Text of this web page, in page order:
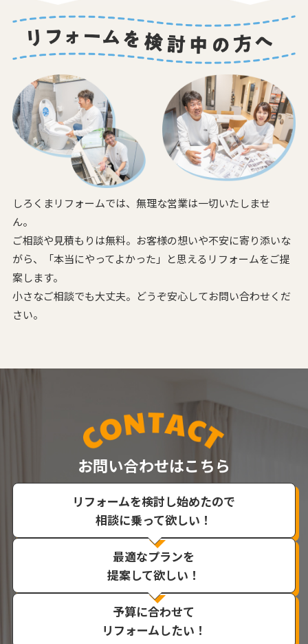
しろくまリフォームでは、無理な営業は一切いたしませ
ん。
ご相談や見積もりは無料。お客様の想いや不安に寄り添いな
がら、
「本当にやってよかった」と思えるリフォームをご提
案します。
小さなご相談でも大丈夫。どうぞ安心してお問い合わせくだ
さい。
お問い合わせはこちら
リフォームを検討し始めたので
相談に乗って欲しい！
最適なプランを
提案して欲しい！
予算に合わせて
リフォームしたい！